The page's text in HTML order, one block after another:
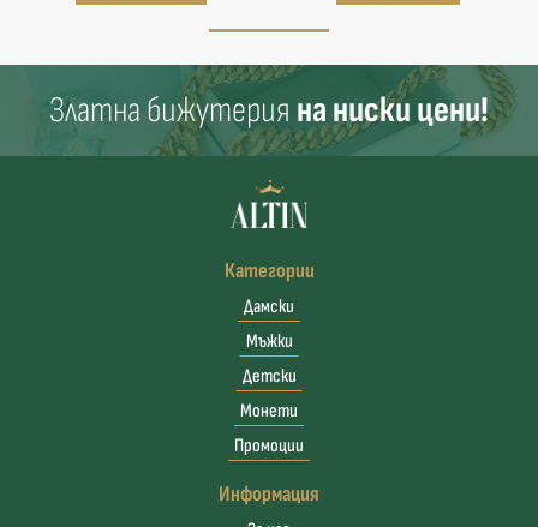
Златна бижутерия на ниски цени!
Категории
Дамски
Мъжки
Детски
Монети
Промоции
Информация